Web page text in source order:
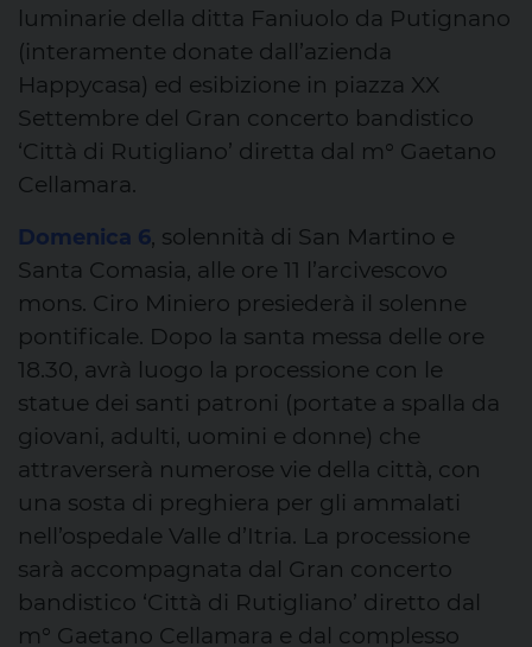
luminarie della ditta Faniuolo da Putignano
(interamente donate dall’azienda
Happycasa) ed esibizione in piazza XX
Settembre del Gran concerto bandistico
‘Città di Rutigliano’ diretta dal m° Gaetano
Cellamara.
Domenica 6, solennità di San Martino e
Santa Comasia, alle ore 11 l’arcivescovo
mons. Ciro Miniero presiederà il solenne
pontificale. Dopo la santa messa delle ore
18.30, avrà luogo la processione con le
statue dei santi patroni (portate a spalla da
giovani, adulti, uomini e donne) che
attraverserà numerose vie della città, con
una sosta di preghiera per gli ammalati
nell’ospedale Valle d’Itria. La processione
sarà accompagnata dal Gran concerto
bandistico ‘Città di Rutigliano’ diretto dal
m° Gaetano Cellamara e dal complesso